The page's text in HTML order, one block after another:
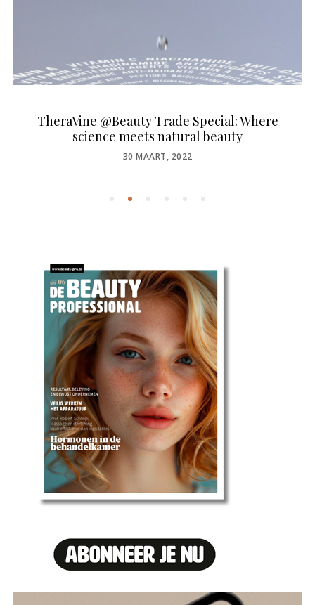
TheraVine @Beauty Trade Special: Where
science meets natural beauty
POSTED
30 MAART, 2022